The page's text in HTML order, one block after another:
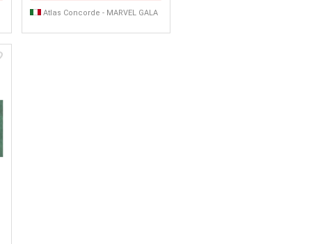
Atlas Concorde - MARVEL GALA